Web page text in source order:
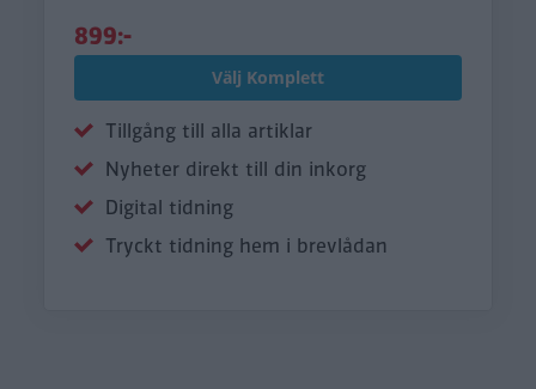
899:-
Välj Komplett
Tillgång till alla artiklar
Nyheter direkt till din inkorg
Digital tidning
Tryckt tidning hem i brevlådan